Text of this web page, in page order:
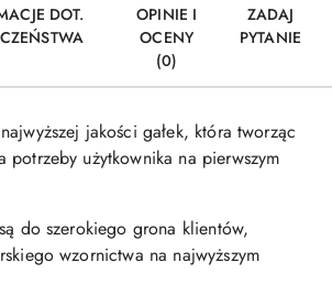
DOT.
OPINIE I
OCENY
(0)
ZADAJ
PYTANIE
jakości gałek, która tworząc
potrzeby użytkownika na pierwszym
do szerokiego grona klientów,
wzornictwa na najwyższym